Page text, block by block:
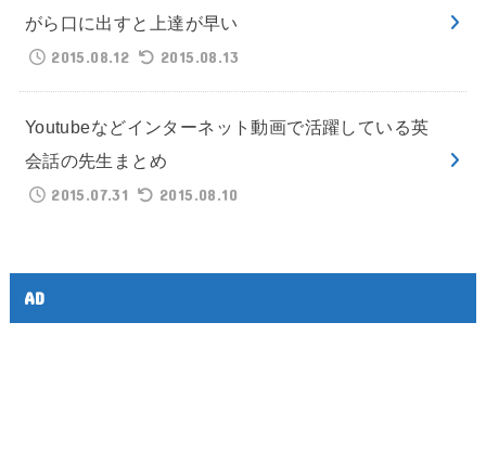
がら口に出すと上達が早い
2015.08.12
2015.08.13
Youtubeなどインターネット動画で活躍している英
会話の先生まとめ
2015.07.31
2015.08.10
AD